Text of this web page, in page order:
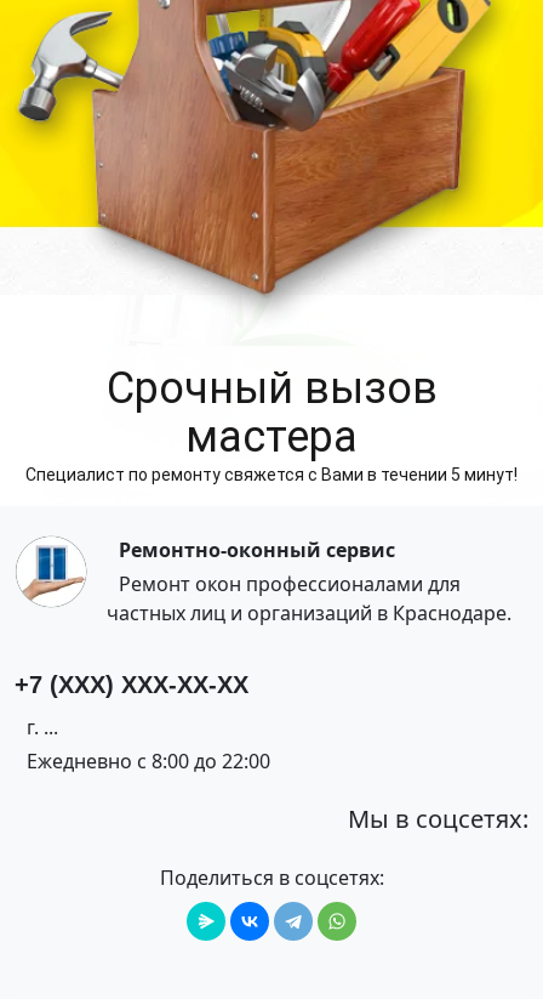
Cрочный вызов
мастера
Специалист по ремонту свяжется с Вами в течении 5 минут!
Ремонтно-оконный сервис
Ремонт окон профессионалами для
частных лиц и организаций в Краснодаре.
+7 (XXX) XXX-XX-XX
г. ...
Ежедневно с 8:00 до 22:00
Мы в соцсетях:
Поделиться в соцсетях: